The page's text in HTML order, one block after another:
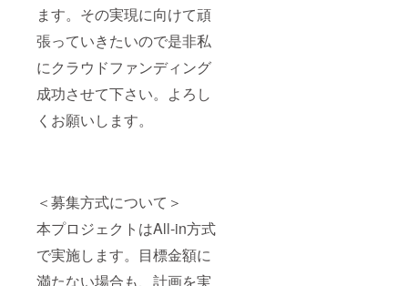
ます。その実現に向けて頑
張っていきたいので是非私
にクラウドファンディング
成功させて下さい。よろし
くお願いします。
＜募集方式について＞
本プロジェクトはAll-in方式
で実施します。目標金額に
満たない場合も、計画を実